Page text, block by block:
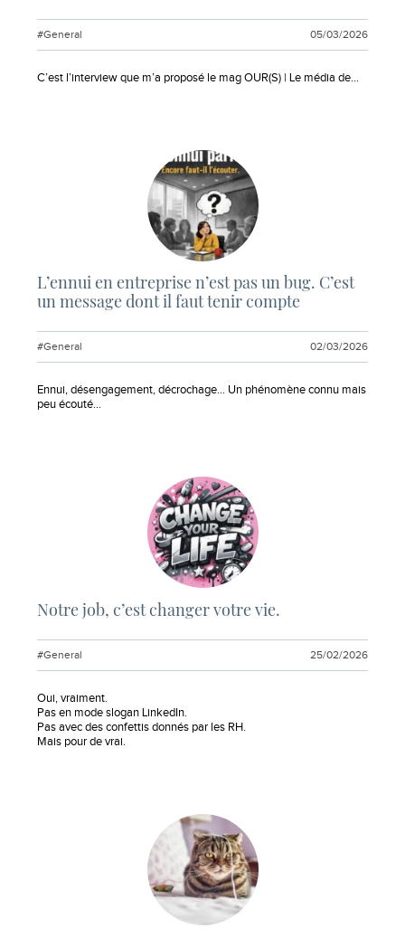
#General 05/03/2026
Extrait :
C’est l’interview que m’a proposé le mag OUR(S) | Le média de…
L’ennui en entreprise n’est pas un bug. C’est
un message dont il faut tenir compte
#General 02/03/2026
Extrait :
Ennui, désengagement, décrochage… Un phénomène connu mais
peu écouté…
Notre job, c’est changer votre vie.
#General 25/02/2026
Extrait :
Oui, vraiment.
Pas en mode slogan LinkedIn.
Pas avec des confettis donnés par les RH.
Mais pour de vrai.